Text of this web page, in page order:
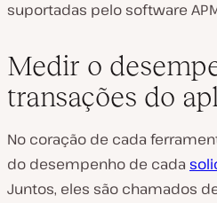
suportadas pelo software
Medir o
transações do
No coração de cada
do desempenho de cada
Juntos, eles são chamados